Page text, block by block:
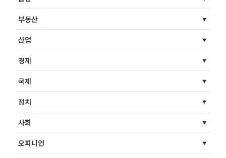
부동산
산업
경제
국제
정치
사회
오피니언